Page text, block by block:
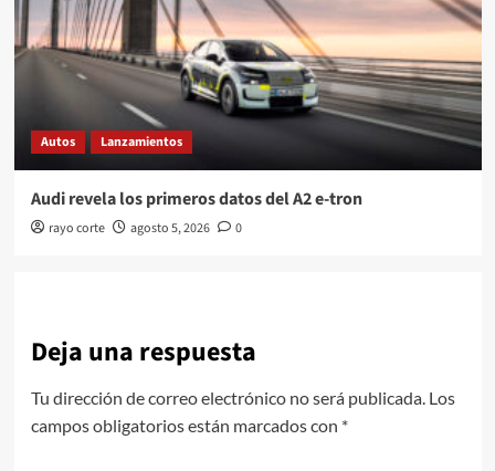
Autos Lanzamientos
Audi revela los primeros datos del A2 e-tron
rayo corte agosto 5, 2026 0
Deja una respuesta
Tu dirección de correo electrónico no será publicada. Los
campos obligatorios están marcados con *